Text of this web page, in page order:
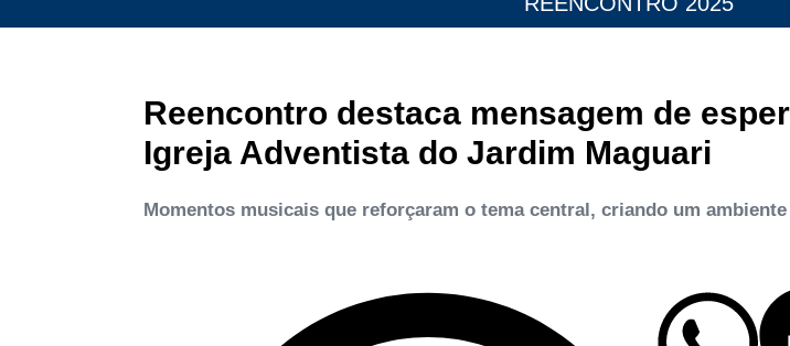
Reencontro destaca mensagem de
Igreja Adventista do Jardim Maguari
Momentos musicais que reforçaram o tema central, criando um